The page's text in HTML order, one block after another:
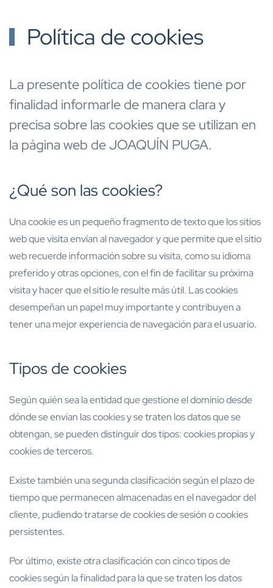
Política de cookies
La presente política de cookies tiene por
finalidad informarle de manera clara y
precisa sobre las cookies que se utilizan en
la página web de JOAQUÍN PUGA.
¿Qué son las cookies?
Una cookie es un pequeño fragmento de texto que los sitios
web que visita envían al navegador y que permite que el sitio
web recuerde información sobre su visita, como su idioma
preferido y otras opciones, con el fin de facilitar su próxima
visita y hacer que el sitio le resulte más útil. Las cookies
desempeñan un papel muy importante y contribuyen a
tener una mejor experiencia de navegación para el usuario.
Tipos de cookies
Según quién sea la entidad que gestione el dominio desde
dónde se envían las cookies y se traten los datos que se
obtengan, se pueden distinguir dos tipos: cookies propias y
cookies de terceros.
Existe también una segunda clasificación según el plazo de
tiempo que permanecen almacenadas en el navegador del
cliente, pudiendo tratarse de cookies de sesión o cookies
persistentes.
Por último, existe otra clasificación con cinco tipos de
cookies según la finalidad para la que se traten los datos